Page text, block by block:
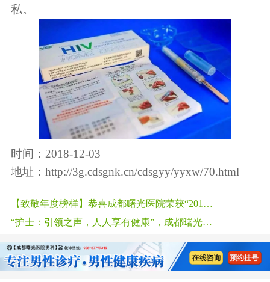
私。
时间：2018-12-03
地址： http://3g.cdsgnk.cn/cdsgyy/yyxw/70.html
【致敬年度榜样】恭喜成都曙光医院荣获“2018年度口碑医疗榜样单位”
“护士：引领之声，人人享有健康”，成都曙光医院举行护士节庆祝活动